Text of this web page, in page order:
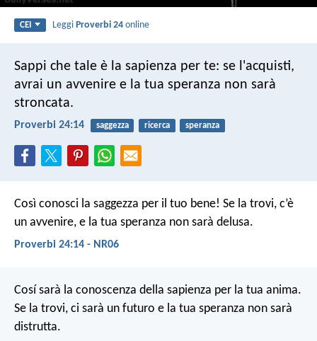
CEI LeggiProverbi 24 online
Sappi che tale è la sapienza per te: se l'acquisti,
avrai un avvenire e la tua speranza non sarà
stroncata.
Proverbi 24:14 saggezza ricerca speranza
Così conosci la saggezza per il tuo bene! Se la trovi, c’è
un avvenire, e la tua speranza non sarà delusa.
Proverbi 24:14 - NR06
Cosí sarà la conoscenza della sapienza per la tua anima.
Se la trovi, ci sarà un futuro e la tua speranza non sarà
distrutta.